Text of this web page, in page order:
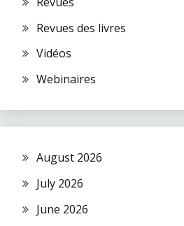
Revues des livres
Vidéos
Webinaires
August 2026
July 2026
June 2026